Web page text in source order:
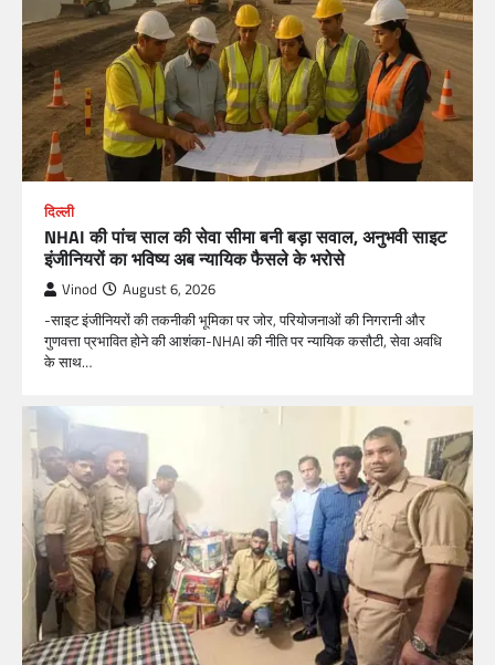
दिल्ली
NHAI की पांच साल की सेवा सीमा बनी बड़ा सवाल, अनुभवी साइट
इंजीनियरों का भविष्य अब न्यायिक फैसले के भरोसे
Vinod August 6, 2026
-साइट इंजीनियरों की तकनीकी भूमिका पर जोर, परियोजनाओं की निगरानी और
गुणवत्ता प्रभावित होने की आशंका-NHAI की नीति पर न्यायिक कसौटी, सेवा अवधि
के साथ…